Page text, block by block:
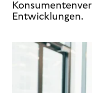
Entwicklungen.